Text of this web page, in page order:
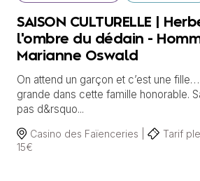
SAISON CULTURELLE |
l'ombre du dédain -
Marianne Oswald
On attend un garçon et c’est une
grande dans cette famille honorable.
pas d&rsquo...
Casino des Faïenceries |
Tarif
15€